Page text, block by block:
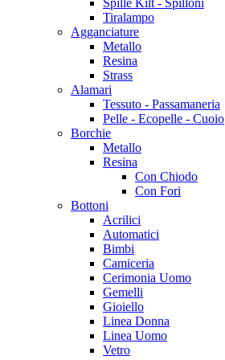
Spille Kilt - Spilloni
Tiralampo
Agganciature
Metallo
Resina
Strass
Alamari
Tessuto - Passamaneria
Pelle - Ecopelle - Cuoio
Borchie
Metallo
Resina
Con Chiodo
Con Fori
Bottoni
Acrilici
Automatici
Bimbi
Camiceria
Cerimonia Uomo
Gemelli
Gioiello
Linea Donna
Linea Uomo
Vetro